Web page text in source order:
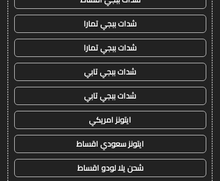
شدات ببجي تمارا
شدات ببجي تمارا
شدات ببجي تابي
شدات ببجي تابي
ايتونز امريكي
ايتونز سعودي اقساط
شحن يلا لودو اقساط